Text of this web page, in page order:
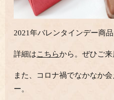
2021年バレンタインデー商
詳細はこちらから。ぜひご来
また、コロナ禍でなかなか
ー。